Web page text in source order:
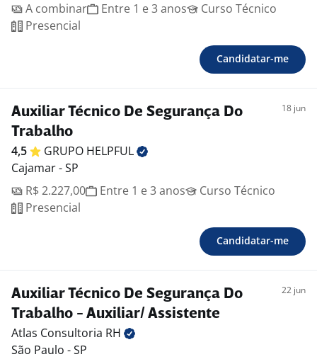
A combinar
Entre 1 e 3 anos
Curso Técnico
Presencial
Candidatar-me
Auxiliar Técnico De Segurança Do
Trabalho
18 jun
4,5 GRUPO HELPFUL
Cajamar - SP
R$ 2.227,00
Entre 1 e 3 anos
Curso Técnico
Presencial
Candidatar-me
Auxiliar Técnico De Segurança Do
Trabalho - Auxiliar/ Assistente
22 jun
Atlas Consultoria RH
São Paulo - SP